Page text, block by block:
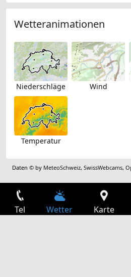
Wetteranimationen
Niederschläge Wind
Temperatur
Daten © by MeteoSchweiz,SwissWebcams,
Tel Wetter Karte